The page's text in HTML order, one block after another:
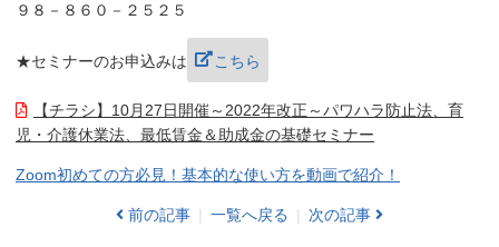
９８－８６０－２５２５
★セミナーのお申込みは こちら
【チラシ】10月27日開催～2022年改正～パワハラ防止法、育
児・介護休業法、最低賃金＆助成金の基礎セミナー
Zoom初めての方必見！基本的な使い方を動画で紹介！
前の記事 一覧へ戻る 次の記事